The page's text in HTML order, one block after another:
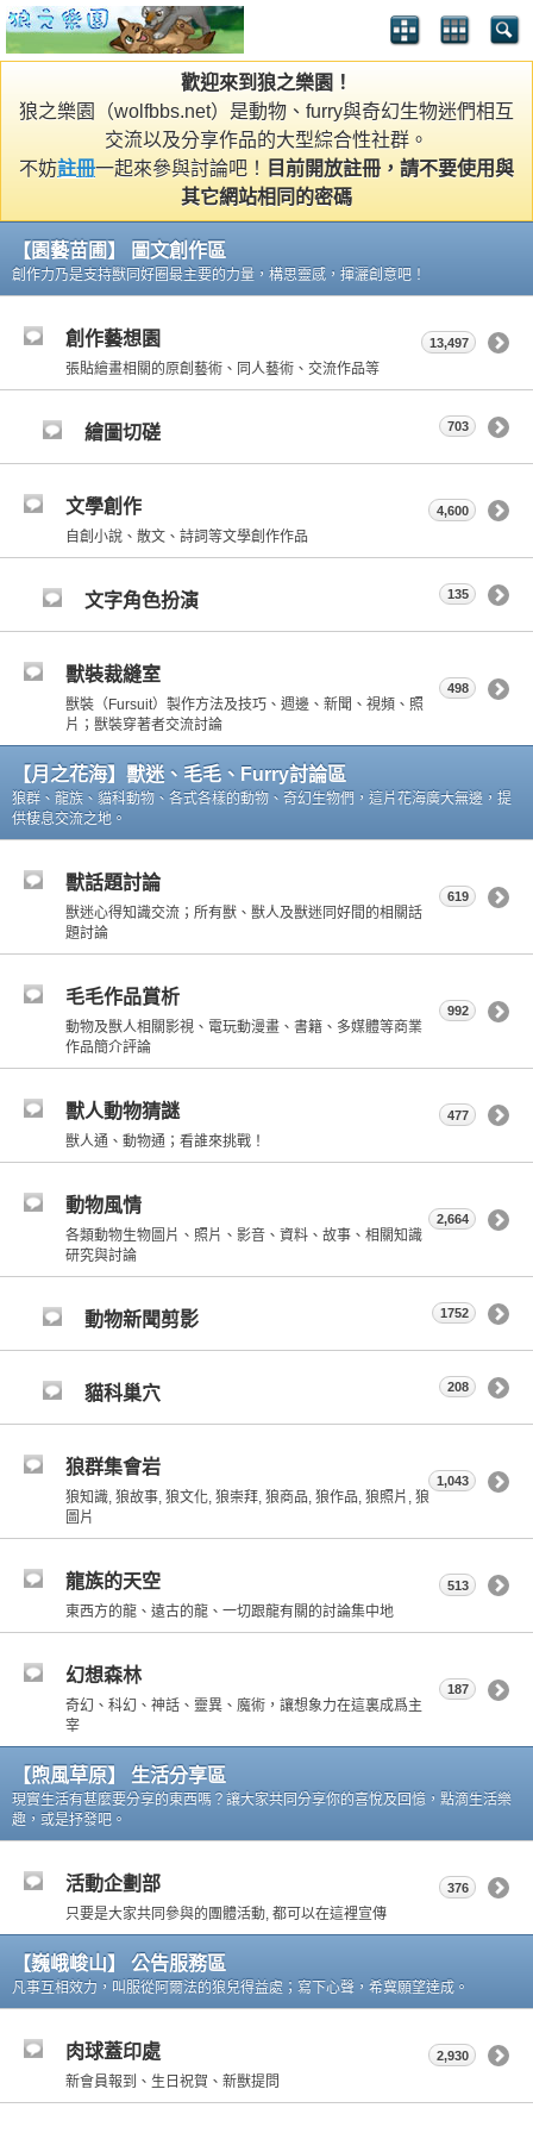
歡迎來到狼之樂園！
狼之樂園（wolfbbs.net）是動物、furry與奇幻生物迷們相互
交流以及分享作品的大型綜合性社群。
不妨註冊一起來參與討論吧！
目前開放註冊，請不要使用與
其它網站相同的密碼
【園藝苗圃】 圖文創作區
創作力乃是支持獸同好圈最主要的力量，構思靈感，揮灑創意吧！
創作藝想園
張貼繪畫相關的原創藝術、同人藝術、交流作品等
13,497
繪圖切磋 703
文學創作
自創小說、散文、詩詞等文學創作作品
4,600
文字角色扮演 135
獸裝裁縫室
獸裝（Fursuit）製作方法及技巧、週邊、新聞、視頻、照
片；獸裝穿著者交流討論
498
【月之花海】獸迷、毛毛、Furry討論區
狼群、龍族、貓科動物、各式各樣的動物、奇幻生物們，這片花海廣大無邊，提
供棲息交流之地。
獸話題討論
獸迷心得知識交流；所有獸、獸人及獸迷同好間的相關話
題討論
619
毛毛作品賞析
動物及獸人相關影視、電玩動漫畫、書籍、多媒體等商業
作品簡介評論
992
獸人動物猜謎
獸人通、動物通；看誰來挑戰！
477
動物風情
各類動物生物圖片、照片、影音、資料、故事、相關知識
研究與討論
2,664
動物新聞剪影 1752
貓科巢穴 208
狼群集會岩
狼知識, 狼故事, 狼文化, 狼崇拜, 狼商品, 狼作品, 狼照片, 狼
圖片
1,043
龍族的天空
東西方的龍、遠古的龍、一切跟龍有關的討論集中地
513
幻想森林
奇幻、科幻、神話、靈異、魔術，讓想象力在這裏成爲主
宰
187
【煦風草原】 生活分享區
現實生活有甚麼要分享的東西嗎？讓大家共同分享你的喜悅及回憶，點滴生活樂
趣，或是抒發吧。
活動企劃部
只要是大家共同參與的團體活動, 都可以在這裡宣傳
376
【巍峨峻山】 公告服務區
凡事互相效力，叫服從阿爾法的狼兒得益處；寫下心聲，希冀願望達成。
肉球蓋印處
新會員報到、生日祝賀、新獸提問
2,930